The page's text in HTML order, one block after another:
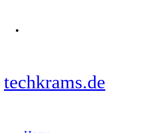
techkrams.de